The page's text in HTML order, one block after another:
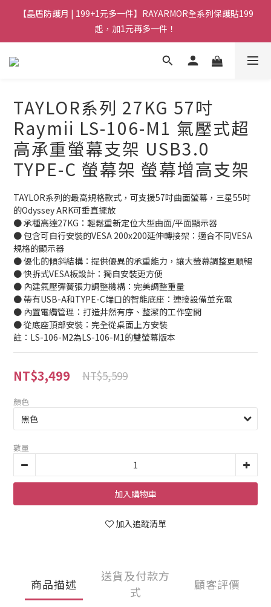
【晶盾防護月 | 199+1元多一件】RAYARMOR全系列保護貼199
起，加1元再多一件！
TAYLOR系列 27KG 57吋
Raymii LS-106-M1 氣壓式超
高承重螢幕支架 USB3.0
TYPE-C 螢幕架 螢幕增高支架
TAYLOR系列的最高規格款式，可支援57吋曲面螢幕，三星55吋
的Odyssey ARK可垂直擺放
● 承種高達27KG：輕鬆重新定位大型曲面/平面顯示器
● 包含可自行安裝的VESA 200x200延伸轉接架：適合不同VESA
規格的顯示器
● 優化的傾斜結構：提供優異的承重能力，讓大螢幕調整更順暢
● 快拆式VESA板設計：獨自安裝更方便
● 內建氣壓彈簧張力調整機構：完美調整重量
● 帶有USB-A和TYPE-C端口的智能底座：連接設備並充電
● 內置電纜管理：打造井然有序、整潔的工作空間
● 從底座頂部安裝：完全從桌面上方安裝
註：LS-106-M2為LS-106-M1的雙螢幕版本
NT$3,499 NT$5,599
顏色
數量
加入購物車
加入追蹤清單
商品描述
送貨及付款方
式
顧客評價